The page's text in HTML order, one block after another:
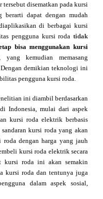
tersebut disematkan pada kursi
berarti dapat dengan mudah
di berbagai kursi
pengguna kursi roda tidak
bisa menggunakan kursi
yang kemudian memasang
demikian teknologi ini
pengguna kursi roda.
ini diambil berdasarkan
Indonesia, mulai dari aspek
kursi roda elektrik berbasis
kursi roda yang akan
dengan harga yang jauh
kursi roda elektrik secara
kursi roda ini akan semakin
kursi roda dan tentunya juga
dalam aspek sosial,